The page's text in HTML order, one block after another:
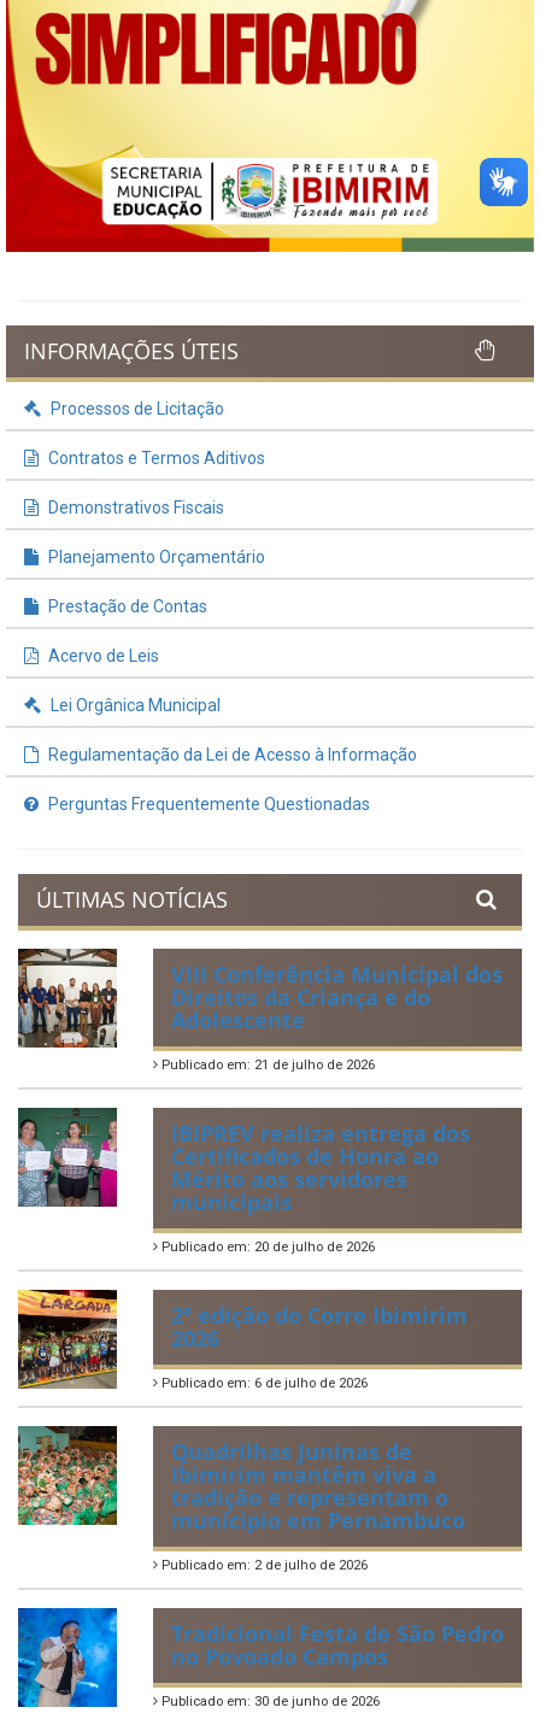
INFORMAÇÕES ÚTEIS
Processos de Licitação
Contratos e Termos Aditivos
Demonstrativos Fiscais
Planejamento Orçamentário
Prestação de Contas
Acervo de Leis
Lei Orgânica Municipal
Regulamentação da Lei de Acesso à Informação
Perguntas Frequentemente Questionadas
ÚLTIMAS NOTÍCIAS
VIII Conferência Municipal dos
Direitos da Criança e do
Adolescente
Publicado em: 21 de julho de 2026
IBIPREV realiza entrega dos
Certificados de Honra ao
Mérito aos servidores
municipais
Publicado em: 20 de julho de 2026
2ª edição do Corre Ibimirim
2026
Publicado em: 6 de julho de 2026
Quadrilhas Juninas de
Ibimirim mantêm viva a
tradição e representam o
munícipio em Pernambuco
Publicado em: 2 de julho de 2026
Tradicional Festa de São Pedro
no Povoado Campos
Publicado em: 30 de junho de 2026